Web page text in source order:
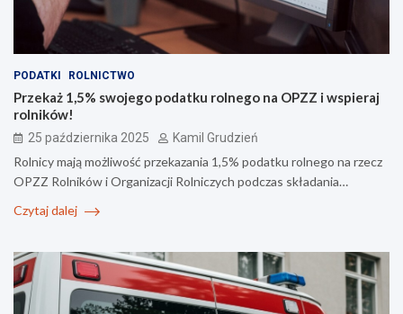
PODATKI ROLNICTWO
Przekaż 1,5% swojego podatku rolnego na OPZZ i wspieraj
rolników!
25 października 2025 Kamil Grudzień
Rolnicy mają możliwość przekazania 1,5% podatku rolnego na rzecz
OPZZ Rolników i Organizacji Rolniczych podczas składania…
Czytaj dalej